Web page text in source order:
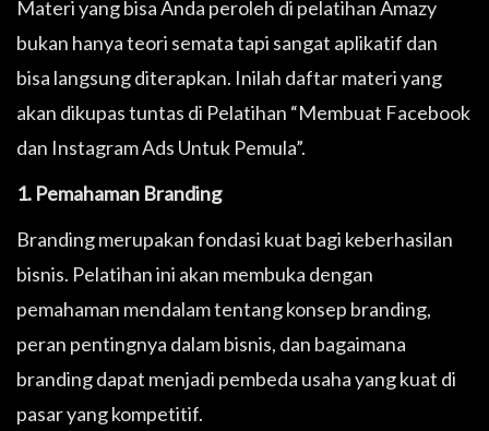
Materi yang bisa Anda peroleh di pelatihan Amazy
bukan hanya teori semata tapi sangat aplikatif dan
bisa langsung diterapkan. Inilah daftar materi yang
akan dikupas tuntas di Pelatihan “Membuat Facebook
dan Instagram Ads Untuk Pemula”.
1. Pemahaman Branding
Branding merupakan fondasi kuat bagi keberhasilan
bisnis. Pelatihan ini akan membuka dengan
pemahaman mendalam tentang konsep branding,
peran pentingnya dalam bisnis, dan bagaimana
branding dapat menjadi pembeda usaha yang kuat di
pasar yang kompetitif.